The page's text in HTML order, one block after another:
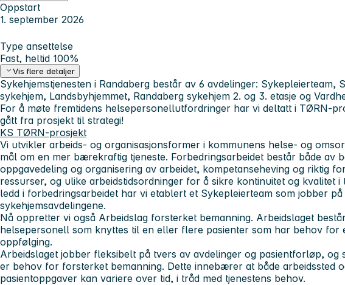
Oppstart
1. september 2026
Type ansettelse
Fast, heltid 100%
Vis flere detaljer
Sykehjemstjenesten i Randaberg består av 6 avdelinger: Sykepleierteam,
sykehjem, Landsbyhjemmet, Randaberg sykehjem 2. og 3. etasje og
For å møte fremtidens helsepersonellutfordringer har vi deltatt i TØRN-
gått fra prosjekt til strategi!
KS TØRN-prosjekt
Vi utvikler arbeids- og organisasjonsformer i kommunens helse- og
mål om en mer bærekraftig tjeneste. Forbedringsarbeidet består både av
oppgavedeling og organisering av arbeidet, kompetanseheving og riktig
ressurser, og ulike arbeidstidsordninger for å sikre kontinuitet og kvalitet i
ledd i forbedringsarbeidet har vi etablert et Sykepleierteam som jobber
sykehjemsavdelingene.
Nå oppretter vi også Arbeidslag forsterket bemanning. Arbeidslaget
helsepersonell som knyttes til en eller flere pasienter som har behov for
oppfølging.
Arbeidslaget jobber fleksibelt på tvers av avdelinger og pasientforløp, og
er behov for forsterket bemanning. Dette innebærer at både arbeidssted
pasientoppgaver kan variere over tid, i tråd med tjenestens behov.